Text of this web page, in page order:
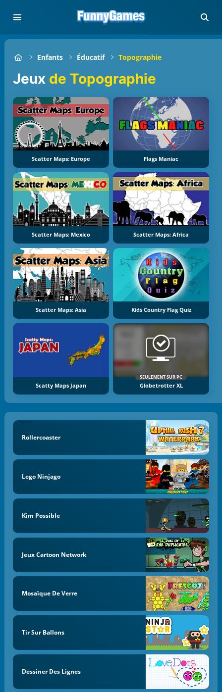
Enfants Éducatif Topographie
Jeux de Topographie
Scatter Maps: Europe Flags Maniac
Scatter Maps: Mexico Scatter Maps: Africa
Scatter Maps: Asia Kids Country Flag Quiz
Scatty Maps Japan
SEULEMENT SUR PC
Globetrotter XL
Rollercoaster
Lego Ninjago
Kim Possible
Jeux Cartoon Network
Mosaïque De Verre
Tir Sur Ballons
Dessiner Des Lignes